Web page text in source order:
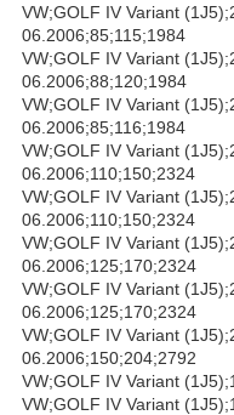
VW;GOLF IV Variant
06.2006;85;115;1984
VW;GOLF IV Variant
06.2006;88;120;1984
VW;GOLF IV Variant
06.2006;85;116;1984
VW;GOLF IV Variant
06.2006;110;150;2324
VW;GOLF IV Variant
06.2006;110;150;2324
VW;GOLF IV Variant
06.2006;125;170;2324
VW;GOLF IV Variant
06.2006;125;170;2324
VW;GOLF IV Variant
06.2006;150;204;2792
VW;GOLF IV Variant
VW;GOLF IV Variant